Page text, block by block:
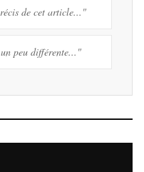
de cet article..."
peu différente..."